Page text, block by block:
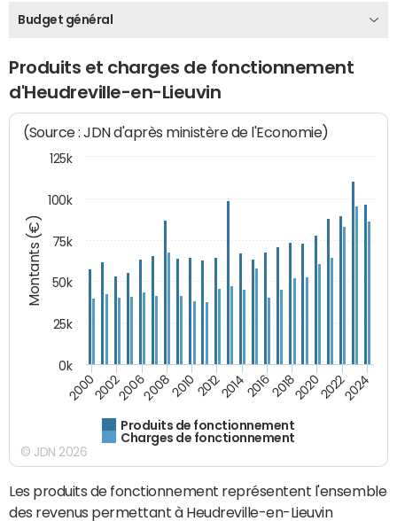
Budget général
Produits et charges de fonctionnement
d'Heudreville-en-Lieuvin
Montants (€)
(Source : JDN d'après ministère de l'Economie)
Produits de fonctionnement
Charges de fonctionnement
200020022006200820102012201420162018202020222024
0k
25k
50k
75k
100k
125k
© JDN 2026
Les produits de fonctionnement représentent l'ensemble
des revenus permettant à Heudreville-en-Lieuvin